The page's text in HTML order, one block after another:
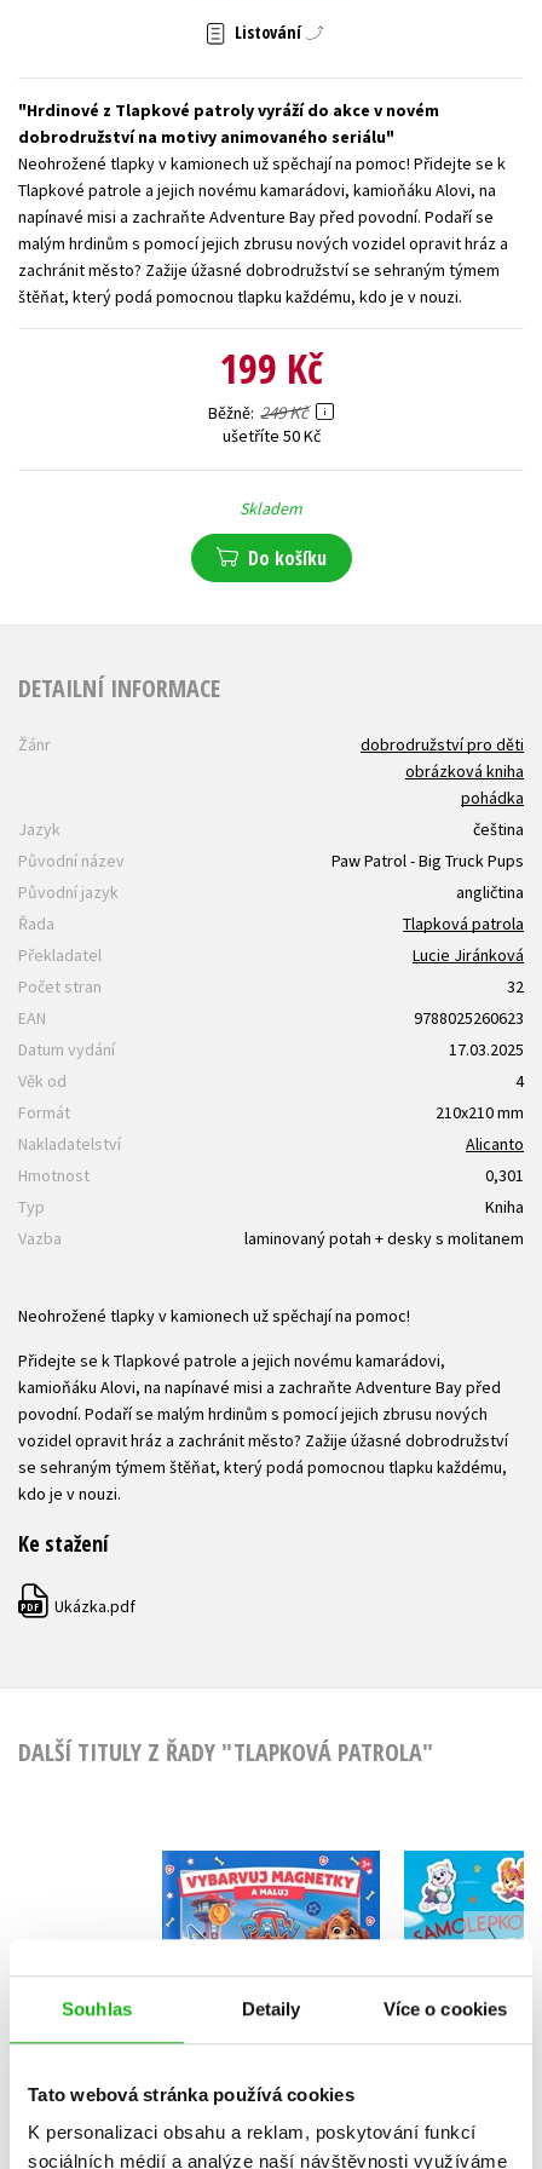
Souhlas Detaily Více o cookies
Tato webová stránka používá cookies
K personalizaci obsahu a reklam, poskytování funkcí
sociálních médií a analýze naší návštěvnosti využíváme
Zahraniční literatura
Listování
Hrdinové z Tlapkové patroly vyráží do akce v novém
dobrodružství na motivy animovaného seriálu
Neohrožené tlapky v kamionech už spěchají na pomoc! Přidejte se k
Tlapkové patrole a jejich novému kamarádovi, kamioňáku Alovi, na
napínavé misi a zachraňte Adventure Bay před povodní. Podaří se
malým hrdinům s pomocí jejich zbrusu nových vozidel opravit hráz a
zachránit město? Zažije úžasné dobrodružství se sehraným týmem
štěňat, který podá pomocnou tlapku každému, kdo je v nouzi.
199 Kč
Běžně 249 Kč
ušetříte 50 Kč
Skladem
Do košíku
DETAILNÍ INFORMACE
Žánr
dobrodružství pro děti
obrázková kniha
pohádka
Jazyk
čeština
Původní název
Paw Patrol - Big Truck Pups
Původní jazyk
angličtina
Řada
Tlapková patrola
Překladatel
Lucie Jiránková
Počet stran
32
EAN
9788025260623
Datum vydání
17.03.2025
Věk od
4
Formát
210x210 mm
Nakladatelství
Alicanto
Hmotnost
0,301
Typ
Kniha
Vazba
laminovaný potah + desky s molitanem
Neohrožené tlapky v kamionech už spěchají na pomoc!
Přidejte se k Tlapkové patrole a jejich novému kamarádovi,
kamioňáku Alovi, na napínavé misi a zachraňte Adventure Bay před
povodní. Podaří se malým hrdinům s pomocí jejich zbrusu nových
vozidel opravit hráz a zachránit město? Zažije úžasné dobrodružství
se sehraným týmem štěňat, který podá pomocnou tlapku každému,
kdo je v nouzi.
Ke stažení
PDF Ukázka.pdf
DALŠÍ TITULY Z ŘADY "TLAPKOVÁ PATROLA"
Tlapková patrola -
Vybarvuj magnetky
Kolektiv
229 Kč
183 Kč
Tlapková
199 Kč